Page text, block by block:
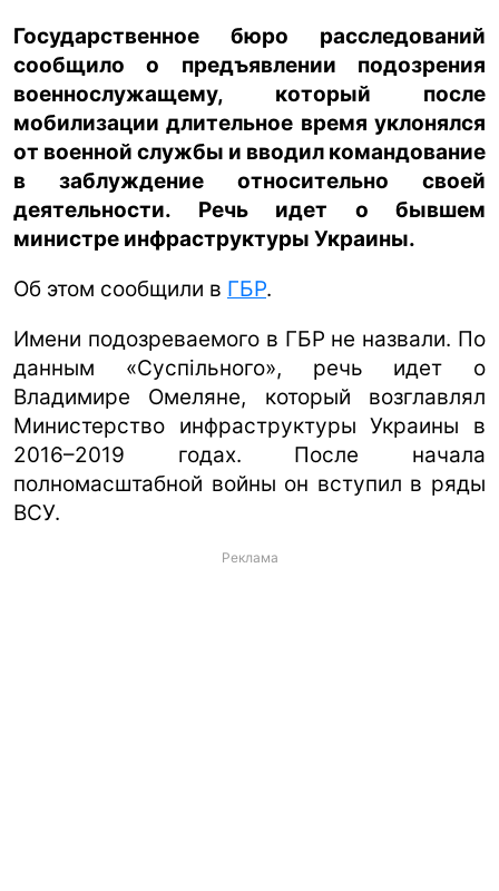
Государственное бюро расследований
сообщило о предъявлении подозрения
военнослужащему, который после
мобилизации длительное время уклонялся
от военной службы и вводил командование
в заблуждение относительно своей
деятельности. Речь идет о бывшем
министре инфраструктуры Украины.
Об этом сообщили в ГБР.
Имени подозреваемого в ГБР не назвали. По
данным «Суспільного», речь идет о
Владимире Омеляне, который возглавлял
Министерство инфраструктуры Украины в
2016–2019 годах. После начала
полномасштабной войны он вступил в ряды
ВСУ.
Реклама